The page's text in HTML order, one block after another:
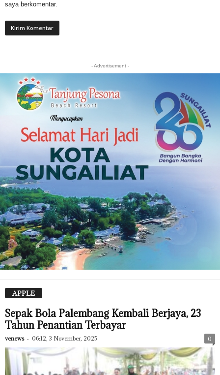
saya berkomentar.
- Advertisement -
APPLE
Sepak Bola Palembang Kembali Berjaya, 23
Tahun Penantian Terbayar
venews - 06:12, 3 November, 2025 0